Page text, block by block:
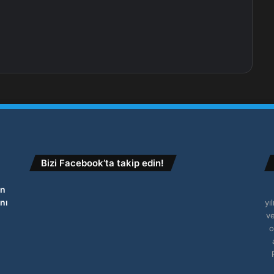
Bizi Facebook’ta takip edin!